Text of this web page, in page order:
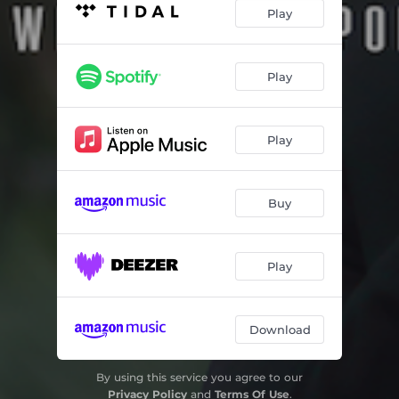
Pour le Piano: I. Preludio 04:28
Pour le Piano: II. Zarabanda 05:00
Pour le Piano: III. Tocatta
Play
Play
Play
Buy
Play
Download
By using this service you agree to our
Privacy Policyand Terms Of Use.